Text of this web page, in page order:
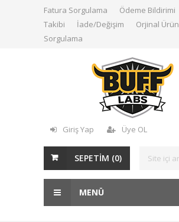
Fatura Sorgulama Ödeme Bildirimi
Takibi
İade/Değişim
Orjinal Ürün
Sorgulama
Giriş Yap Üye OL
SEPETİM (0)
MENÜ